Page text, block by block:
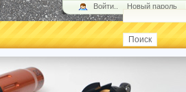
Войти.. Новый пароль